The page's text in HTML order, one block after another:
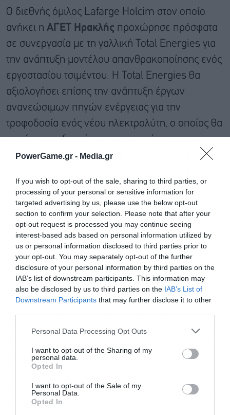
PowerGame.gr - Media.gr
If you wish to opt-out of the sale, sharing to third parties, or
processing of your personal or sensitive information for
targeted advertising by us, please use the below opt-out
section to confirm your selection. Please note that after your
opt-out request is processed you may continue seeing
interest-based ads based on personal information utilized by
us or personal information disclosed to third parties prior to
your opt-out. You may separately opt-out of the further
disclosure of your personal information by third parties on the
IAB’s list of downstream participants. This information may
also be disclosed by us to third parties on the IAB’s List of
Downstream Participants that may further disclose it to other
Personal Data Processing Opt Outs
I want to opt-out of the Sharing of my
personal data.
Opted In
I want to opt-out of the Sale of my
Personal Data.
Opted In
Ο διεθνής όμιλος Lafarge Holcim στον οποίο
ανήκει η ΑΓΕΤ Ηρακλής προχώρησε πρόσφατα
σε συνεργασία με τη γαλλική Total Energies για
την ανάπτυξη μοντέλου απανθρακοποίησης ενός
εργοστασίου τσιμέντου. Η Total Energies θα
αξιολογήσει επίσης την ανάπτυξη έργων
ανανεώσιμων πηγών ενέργειας για την
τροφοδοσία ενός νέου ηλεκτρολύτη, ο οποίος θα
παράγει το υδρογόνο που απαιτείται για τα e-
καύσιμα (e-fuels). Τα e-καύσιμα αποτελούν μια
Στην Ελλάδα, η ΑΓΕΚ Ηρακλής πραγματοποίησε
επενδύσεις ύψους 4 εκατ. ευρώ για την
επεξεργασία και ενεργειακή αξιοποίηση
βιομάζας και εναλλακτικών καυσίμων στα
εργοστάσιά του. Προχώρησε επίσης, στην
ενεργειακή αναβάθμιση του εργοστασίου στο
Βόλο εγκαθιστώντας νέο, πιο «πράσινο» και
προδιαγραφών. Το επενδυτικό πρόγραμμα για τη
την εξοικονόμηση φυσικών πόρων θα υπερβεί
όπως είχε δηλώσει ο διευθύνων σύμβουλος του
ομίλου Δημήτρης Χανής.
Εγγραφή στο
newsletter
Αποδέχομαι τους